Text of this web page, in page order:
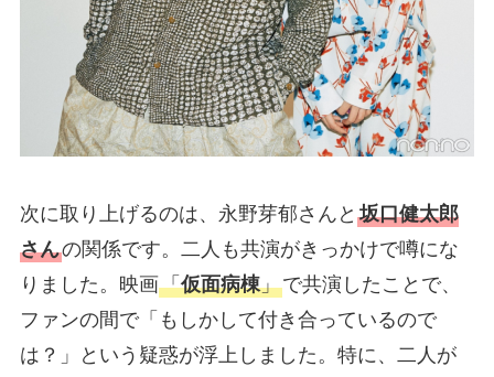
次に取り上げるのは、永野芽郁さんと 坂口健太郎
さんの関係です。二人も共演がきっかけで噂にな
りました。映画「仮面病棟」で共演したことで、
ファンの間で「もしかして付き合っているので
は？」という疑惑が浮上しました。特に、二人が